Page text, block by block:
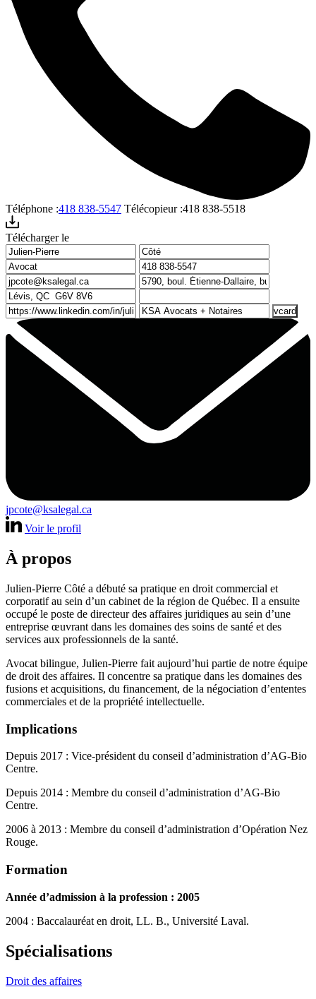
Téléphone :418 838-5547 Télécopieur :418 838-5518
Télécharger le
jpcote@ksalegal.ca
Voir le profil
À propos
Julien-Pierre Côté a débuté sa pratique en droit commercial et
corporatif au sein d’un cabinet de la région de Québec. Il a ensuite
occupé le poste de directeur des affaires juridiques au sein d’une
entreprise œuvrant dans les domaines des soins de santé et des
services aux professionnels de la santé.
Avocat bilingue, Julien-Pierre fait aujourd’hui partie de notre équipe
de droit des affaires. Il concentre sa pratique dans les domaines des
fusions et acquisitions, du financement, de la négociation d’ententes
commerciales et de la propriété intellectuelle.
Implications
Depuis 2017 : Vice-président du conseil d’administration d’AG-Bio
Centre.
Depuis 2014 : Membre du conseil d’administration d’AG-Bio
Centre.
2006 à 2013 : Membre du conseil d’administration d’Opération Nez
Rouge.
Formation
Année d’admission à la profession : 2005
2004 : Baccalauréat en droit, LL. B., Université Laval.
Spécialisations
Droit des affaires